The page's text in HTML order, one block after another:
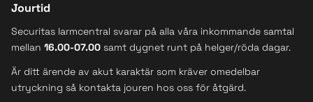
Jourtid
Securitas larmcentral svarar på alla våra inkommande samtal
mellan 16.00-07.00 samt dygnet runt på helger/röda dagar.
Är ditt ärende av akut karaktär som kräver omedelbar
utryckning så kontakta jouren hos oss för åtgärd.